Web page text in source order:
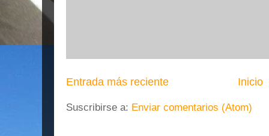
Entrada más reciente Inicio
Suscribirse a: Enviar comentarios (Atom)